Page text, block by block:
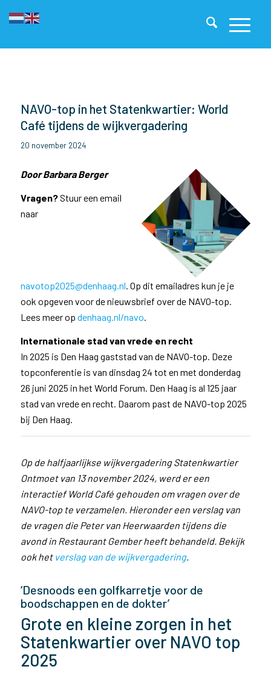
NAVO-top in het Statenkwartier: World
Café tijdens de wijkvergadering
20 november 2024
Door Barbara Berger
Vragen?Stuur een email
naar
navotop2025@denhaag.nl Op dit emailadres kun je je
ook opgeven voor de nieuwsbrief over de NAVO-top.
Lees meer op denhaag.nl/navo
Internationale stad van vrede en recht
In 2025 is Den Haag gaststad van de NAVO-top. Deze
topconferentie is van dinsdag 24 tot en met donderdag
26 juni 2025 in het World Forum. Den Haag is al 125 jaar
stad van vrede en recht. Daarom past de NAVO-top 2025
bij Den Haag.
Op de halfjaarlijkse wijkvergadering Statenkwartier
Ontmoet van 13 november 2024, werd er een
interactief World Café gehouden om vragen over de
NAVO-top te verzamelen. Hieronder een verslag van
de vragen die Peter van Heerwaarden tijdens die
avond in Restaurant Gember heeft behandeld. Bekijk
ook het verslag van de wijkvergadering.
‘Desnoods een golfkarretje voor de
boodschappen en de dokter’
Grote en kleine zorgen in het
Statenkwartier over NAVO top
2025